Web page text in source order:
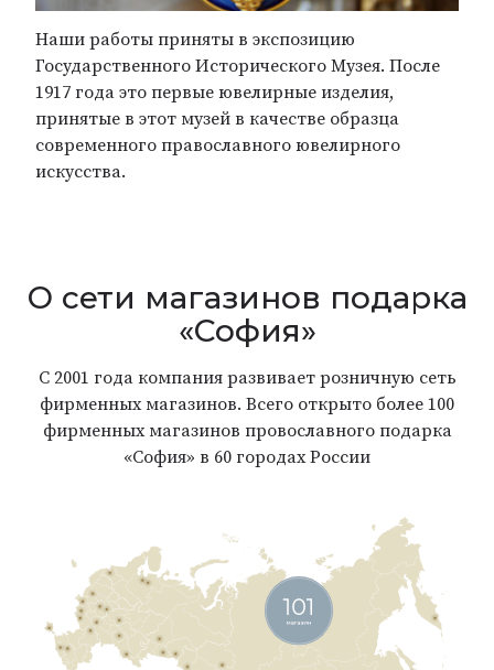
Наши работы приняты в экспозицию
Государственного Исторического Музея. После
1917 года это первые ювелирные изделия,
принятые в этот музей в качестве образца
современного православного ювелирного
искусства.
О сети магазинов подарка
«София»
С 2001 года компания развивает розничную сеть
фирменных магазинов. Всего открыто более 100
фирменных магазинов провославного подарка
«София» в 60 городах России